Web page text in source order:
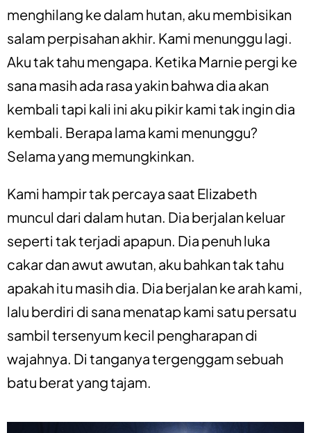
menghilang ke dalam hutan, aku membisikan
salam perpisahan akhir. Kami menunggu lagi.
Aku tak tahu mengapa. Ketika Marnie pergi ke
sana masih ada rasa yakin bahwa dia akan
kembali tapi kali ini aku pikir kami tak ingin dia
kembali. Berapa lama kami menunggu?
Selama yang memungkinkan.
Kami hampir tak percaya saat Elizabeth
muncul dari dalam hutan. Dia berjalan keluar
seperti tak terjadi apapun. Dia penuh luka
cakar dan awut awutan, aku bahkan tak tahu
apakah itu masih dia. Dia berjalan ke arah kami,
lalu berdiri di sana menatap kami satu persatu
sambil tersenyum kecil pengharapan di
wajahnya. Di tanganya tergenggam sebuah
batu berat yang tajam.